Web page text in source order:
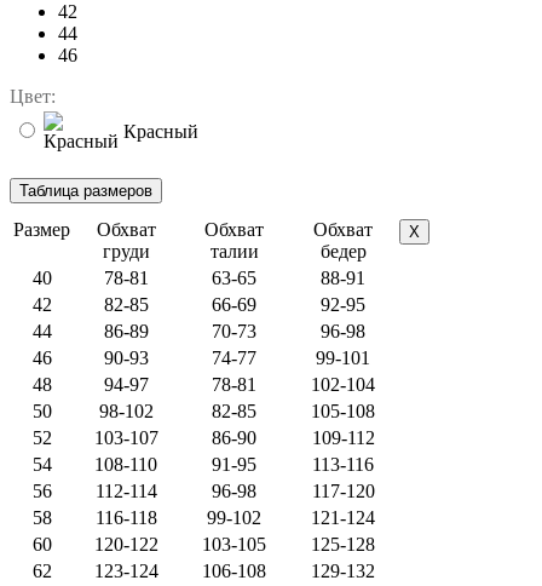
42
44
46
Цвет:
Красный
Размер
Обхват
груди
Обхват
талии
Обхват
бедер
X
40 78-81 63-65
88-91
42
82-85 66-69
92-95
44
86-89 70-73
96-98
46
90-93 74-77
99-101
48
94-97 78-81
102-104
50
98-102 82-85
105-108
52
103-107 86-90
109-112
54
108-110 91-95
113-116
56
112-114 96-98
117-120
58
116-118 99-102
121-124
60
120-122 103-105
125-128
62
123-124 106-108
129-132